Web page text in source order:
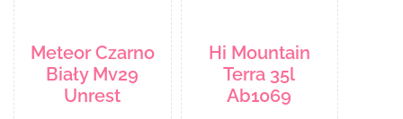
Meteor Czarno
Biały Mv29
Unrest
Hi Mountain
Terra 35l
Ab1069